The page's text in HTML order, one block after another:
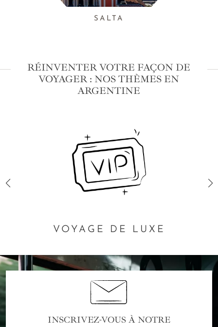
SALTA
RÉINVENTER VOTRE FAÇON DE
VOYAGER : NOS THÈMES EN
ARGENTINE
VOYAGE DE LUXE
INSCRIVEZ-VOUS À NOTRE